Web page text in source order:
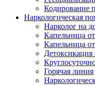
Кодирование
Наркологическая
Нарколог на
Капельница
Капельница
Детоксикация
Горячая линия